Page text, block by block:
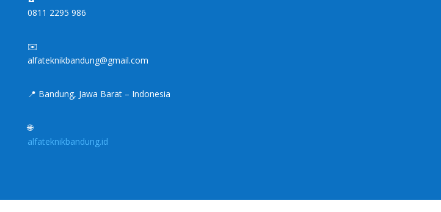
0811 2295 986
✉️
alfateknikbandung@gmail.com
📍 Bandung, Jawa Barat – Indonesia
🌐
alfateknikbandung.id